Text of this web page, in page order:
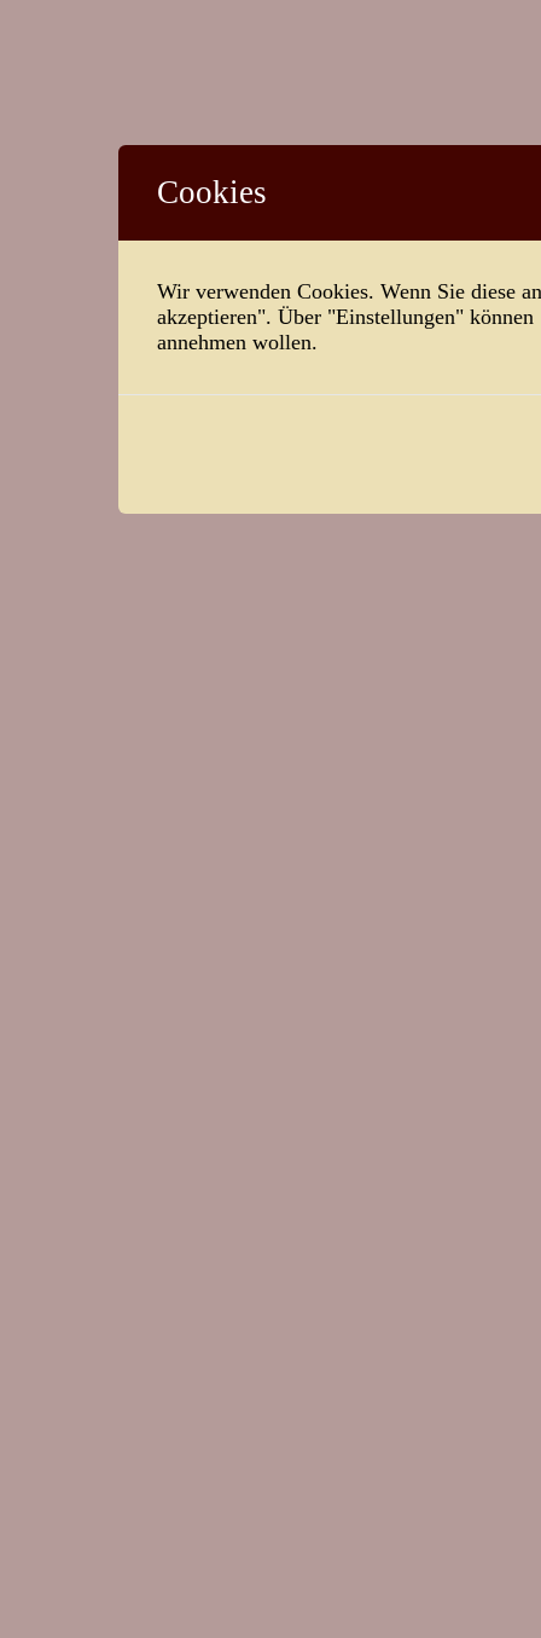
Cookies
Wir verwenden Cookies. Wenn Sie diese
akzeptieren". Über "Einstellungen"
annehmen wollen.